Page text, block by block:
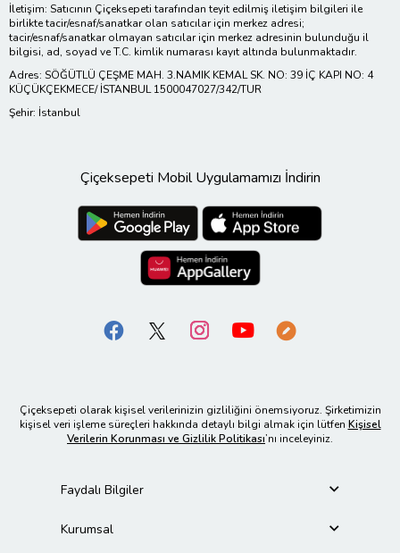
İletişim: Satıcının Çiçeksepeti tarafından teyit edilmiş iletişim bilgileri ile
birlikte tacir/esnaf/sanatkar olan satıcılar için merkez adresi;
tacir/esnaf/sanatkar olmayan satıcılar için merkez adresinin bulunduğu il
bilgisi, ad, soyad ve T.C. kimlik numarası kayıt altında bulunmaktadır.
Adres: SÖĞÜTLÜ ÇEŞME MAH. 3.NAMIK KEMAL SK. NO: 39 İÇ KAPI NO: 4
KÜÇÜKÇEKMECE/ İSTANBUL 1500047027/342/TUR
Şehir: İstanbul
Çiçeksepeti Mobil Uygulamamızı İndirin
Çiçeksepeti olarak kişisel verilerinizin gizliliğini önemsiyoruz. Şirketimizin
kişisel veri işleme süreçleri hakkında detaylı bilgi almak için lütfen Kişisel
Verilerin Korunması ve Gizlilik Politikası’nı inceleyiniz.
Faydalı Bilgiler
Kurumsal